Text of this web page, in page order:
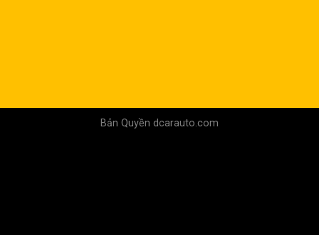
Bản Quyền dcarauto.com